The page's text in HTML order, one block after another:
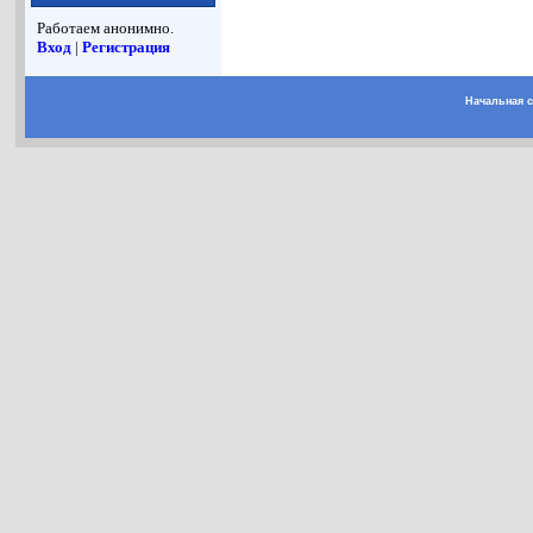
Работаем анонимно.
Вход |Регистрация
Начальная